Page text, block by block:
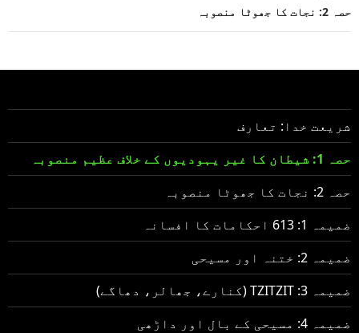
حصہ 2: نجات کا جھوٹا منصوبہ
شریعت خدا: تعارف
حصہ 1: شیطان کا غیر یہودیوں کے خلاف عظیم منصوبہ
حصہ 2: نجات کا جھوٹا منصوبہ
ضمیمہ 1: 613 احکامات کا افسانہ
ضمیمہ 2: ختنہ اور مسیحی
ضمیمہ 3: TZITZIT (کنارے، جھالر، دھاگے)
ضمیمہ 4: مسیحی کے بال اور داڑھی